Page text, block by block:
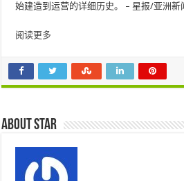
始建造到运营的详细历史。 – 星报/亚洲新
阅读更多
About star